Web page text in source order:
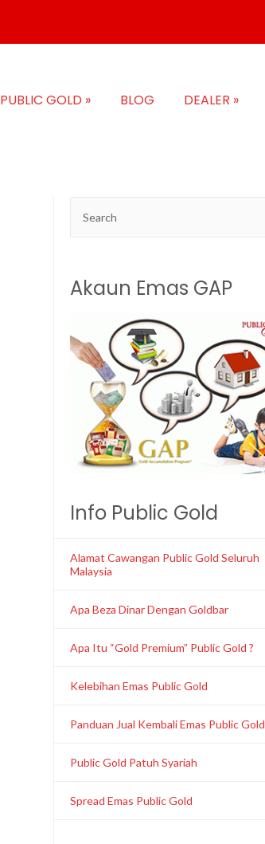
PUBLIC GOLD » BLOG DEALER »
Akaun Emas GAP
Info Public Gold
Alamat Cawangan Public Gold Seluruh
Malaysia
Apa Beza Dinar Dengan Goldbar
Apa Itu “Gold Premium” Public Gold ?
Kelebihan Emas Public Gold
Panduan Jual Kembali Emas Public Gold
Public Gold Patuh Syariah
Spread Emas Public Gold